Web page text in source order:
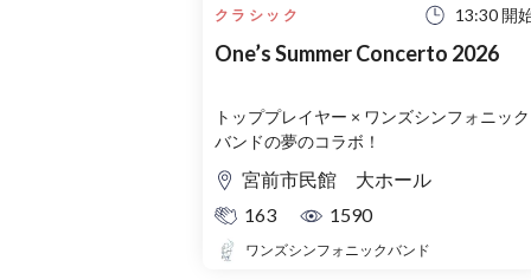
クラシック 13:30 開
One’s Summer Concerto 2026
トッププレイヤー × ワンズシンフォニック
バンドの夢のコラボ！
宮前市民館 大ホール
163
1590
ワンズシンフォニックバンド